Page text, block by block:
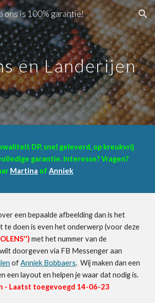
Skip to navigation
ons is 100% garantie!
en Landerijen
DP, snel geleverd, op kreukvrij
garantie. Interesse? Vragen?
Martina ofAnniek
een bepaalde afbeelding dan is het
te doen is even het onderwerp (voor deze
'') met het nummer van de
doorgeven via FB Messenger aan
ofAnniek Bobbaers. Wij maken dan een
een layout en helpen je waar dat nodig is.
- Laatst toegevoegd 14-06-23